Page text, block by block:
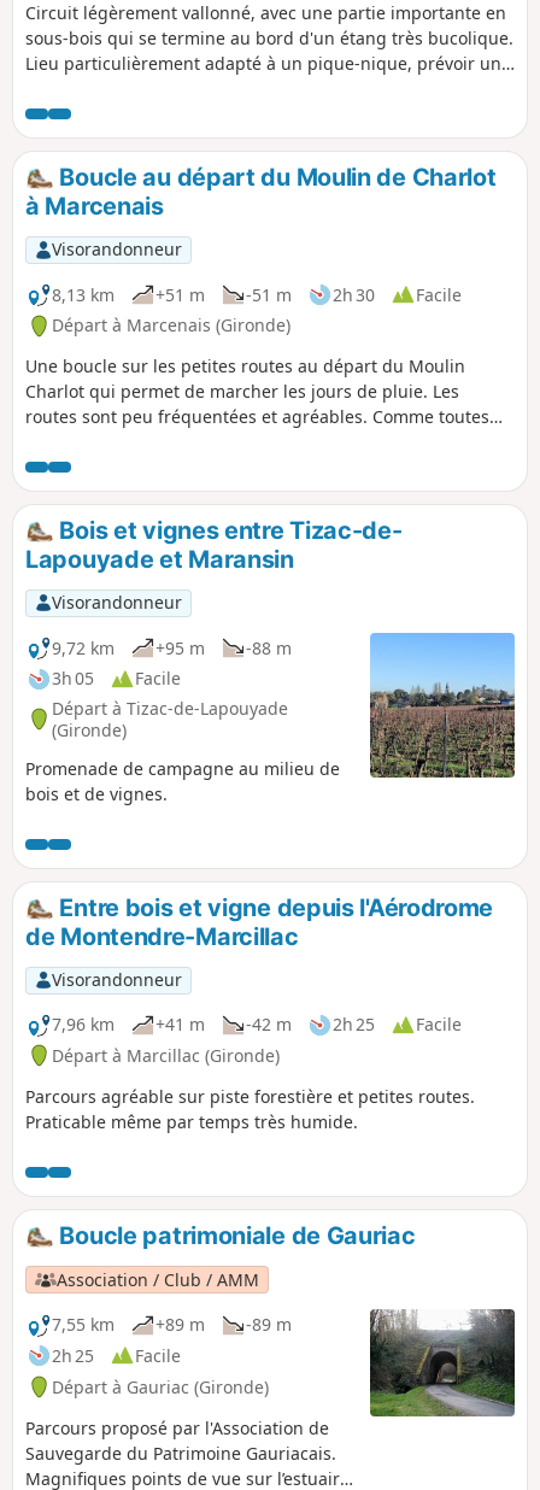
Circuit légèrement vallonné, avec une partie importante en
sous-bois qui se termine au bord d'un étang très bucolique.
Lieu particulièrement adapté à un pique-nique, prévoir une
pêcheurs.
Boucle au départ du Moulin de Charlot
à Marcenais
Visorandonneur
8,13 km
+51 m -51 m 2h 30
Facile
Départ à Marcenais (Gironde)
Une boucle sur les petites routes au départ du Moulin
Charlot qui permet de marcher les jours de pluie. Les
routes sont peu fréquentées et agréables. Comme toutes
l'autre.
Bois et vignes entre Tizac-de-
Lapouyade et Maransin
Visorandonneur
9,72 km
+95 m
-88 m
3h 05
Facile
Départ à Tizac-de-Lapouyade
(Gironde)
Promenade de campagne au milieu de
bois et de vignes.
Entre bois et vigne depuis l'Aérodrome
de Montendre-Marcillac
Visorandonneur
7,96 km
+41 m -42 m 2h 25
Facile
Départ à Marcillac (Gironde)
Parcours agréable sur piste forestière et petites routes.
Praticable même par temps très humide.
Boucle patrimoniale de Gauriac
Association / Club / AMM
7,55 km
+89 m
-89 m
2h 25
Facile
Départ à Gauriac (Gironde)
Parcours proposé par l'Association de
Sauvegarde du Patrimoine Gauriacais.
Magnifiques points de vue sur l’estuaire